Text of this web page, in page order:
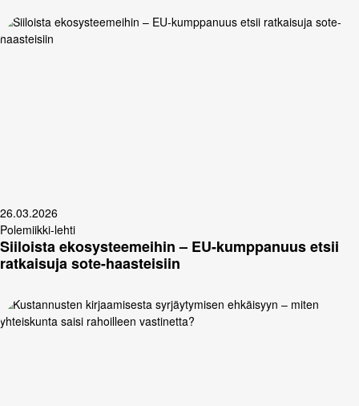
26.03.2026
Polemiikki-lehti
Siiloista ekosysteemeihin – EU-kumppanuus etsii
ratkaisuja sote-haasteisiin